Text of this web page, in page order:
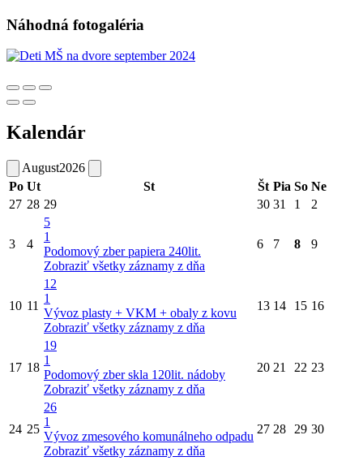
Náhodná fotogaléria
Kalendár
August2026
Po Ut St Št Pia So Ne
27 28 29 30 31 1 2
3 4
5
1
Podomový zber papiera 240lit.
Zobraziť všetky záznamy z dňa
6 7 8 9
10 11
12
1
Vývoz plasty + VKM + obaly z kovu
Zobraziť všetky záznamy z dňa
13 14 15 16
17 18
19
1
Podomový zber skla 120lit. nádoby
Zobraziť všetky záznamy z dňa
20 21 22 23
24 25
26
1
Vývoz zmesového komunálneho odpadu
Zobraziť všetky záznamy z dňa
27 28 29 30